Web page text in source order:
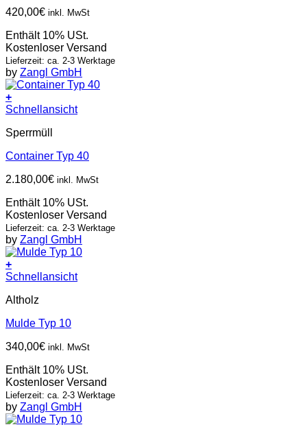
420,00€ inkl. MwSt
Enthält 10% USt.
Kostenloser Versand
Lieferzeit: ca. 2-3 Werktage
by Zangl GmbH
+
Schnellansicht
Sperrmüll
Container Typ 40
2.180,00€ inkl. MwSt
Enthält 10% USt.
Kostenloser Versand
Lieferzeit: ca. 2-3 Werktage
by Zangl GmbH
+
Schnellansicht
Altholz
Mulde Typ 10
340,00€ inkl. MwSt
Enthält 10% USt.
Kostenloser Versand
Lieferzeit: ca. 2-3 Werktage
by Zangl GmbH